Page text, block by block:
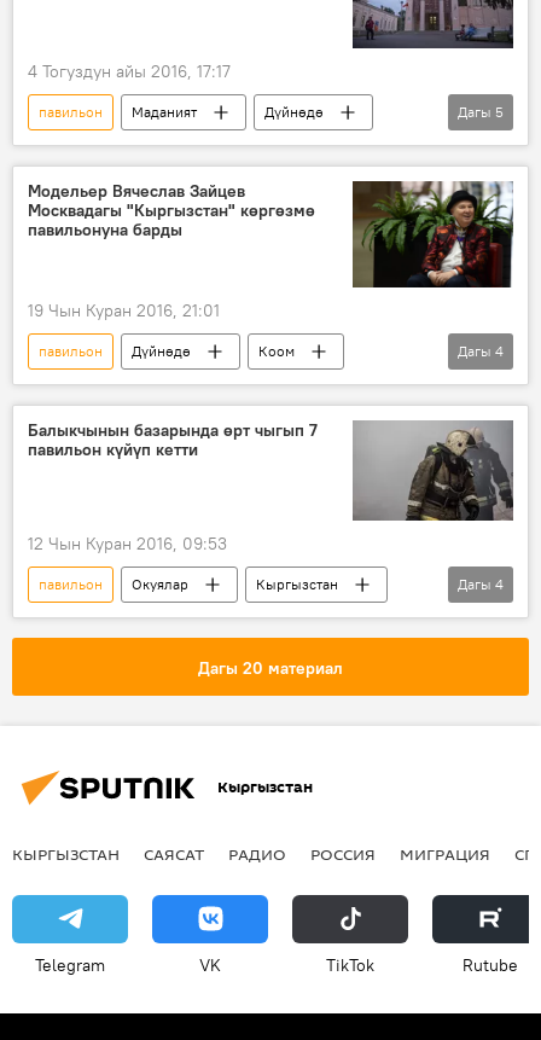
4 Тогуздун айы 2016, 17:17
павильон Маданият
Дүйнөдө
Коом
Жаңылыктар
соода
Кыргызстан
Россия
Дагы 5
Модельер Вячеслав Зайцев
Москвадагы "Кыргызстан" көргөзмө
павильонуна барды
19 Чын Куран 2016, 21:01
павильон Дүйнөдө
Коом
Жаңылыктар
Москва
Вячеслав Зайцев
көргөзмө
Дагы 4
Балыкчынын базарында өрт чыгып 7
павильон күйүп кетти
12 Чын Куран 2016, 09:53
павильон Окуялар
Кыргызстан
Жаңылыктар
Балыкчы
базар
Дагы 4
Дагы 20 материал
Кыргызстан
КЫРГЫЗСТАН САЯСАТ РАДИО РОССИЯ МИГРАЦИЯ
Telegram VK ТikТоk Rutube